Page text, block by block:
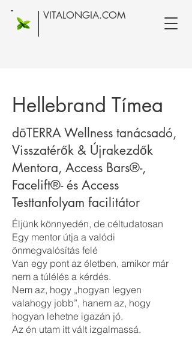
VITALONGIA.COM
Hellebrand Tímea
dōTERRA Wellness tanácsadó,
Visszatérők & Újrakezdők
Mentora, Access Bars®-,
Facelift®- és Access
Testtanfolyam facilitátor
Éljünk könnyedén, de céltudatosan
Egy mentor útja a valódi
önmegvalósítás felé
Van egy pont az életben, amikor már
nem a túlélés a kérdés.
Nem az, hogy „hogyan legyen
valahogy jobb”, hanem az, hogy
hogyan lehetne igazán jó.
Az én utam itt vált izgalmassá.